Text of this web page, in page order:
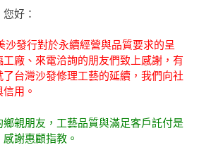
好：
沙發行對於永續經營與品質要求的呈
廠、來電洽詢的朋友們致上感謝，有
台灣沙發修理工藝的延續，我們向社
用。
親朋友，工藝品質與滿足客戶託付是
謝惠顧指教。